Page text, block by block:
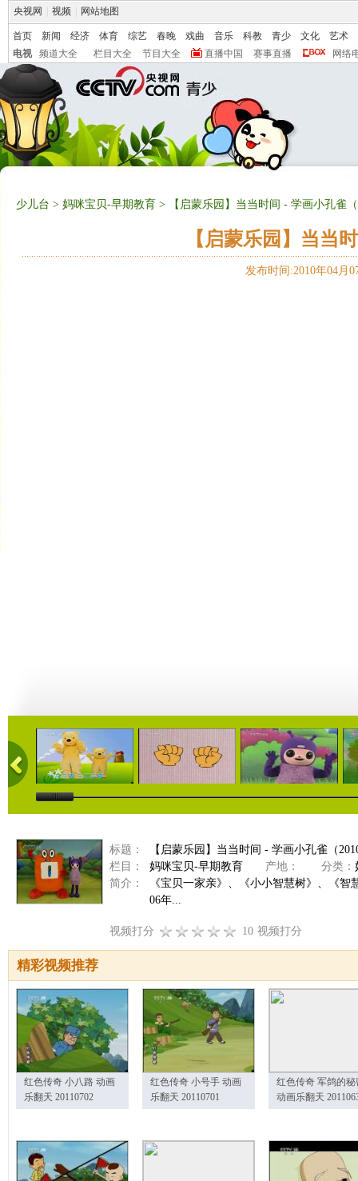
央视网 视频 网站地图
首页 新闻 经济 体育 综艺 春晚 戏曲 音乐 科教 青少 文化
艺术
电视
频道大全 栏目大全 节目大全 直播中国 赛事直播 网络
少儿台 > 妈咪宝贝-早期教育 > 【启蒙乐园】当当时间 - 学画小孔雀
【启蒙乐园】当当
发布时间:2010年04月
02:04 01:36 06:49
标题：
【启蒙乐园】当当时间 - 学画小孔雀（
栏目：
妈咪宝贝-早期教育 产地： 分类：
简介：
《宝贝一家亲》、《小小智慧树》、《
06年...
视频打分 10 视频打分
精彩视频推荐
红色传奇 小八路 动画
乐翻天 20110702
红色传奇 小号手 动画
乐翻天 20110701
红色传奇 军鸽的秘
动画乐翻天